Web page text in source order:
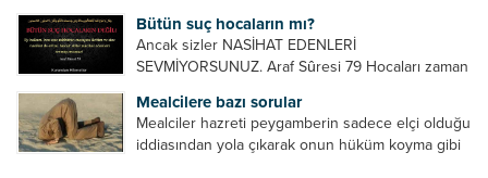
Sevdiğin kişi başkasıyla evlendiyse onların
yuvasını bozmalısın. 4- Hiçbir dizide...
Bütün suç hocaların mı?
Ancak sizler NASİHAT EDENLERİ
SEVMİYORSUNUZ. Araf Sûresi 79 Hocaları zaman
geliştirmeleri hususunda bazen açık bazen gizli
tenkitlerde bulunmuşuzdur. Örneğin hocalarda
olması gereken hususları sıralar ve...
Mealcilere bazı sorular
Mealciler hazreti peygamberin sadece elçi olduğu
iddiasından yola çıkarak onun hüküm koyma gibi